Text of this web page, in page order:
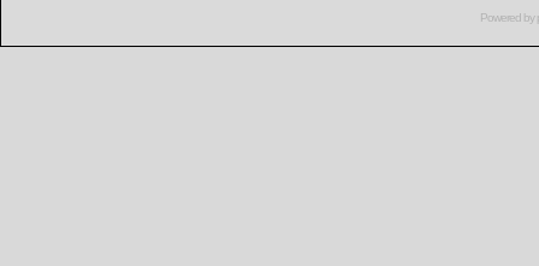
Powered by